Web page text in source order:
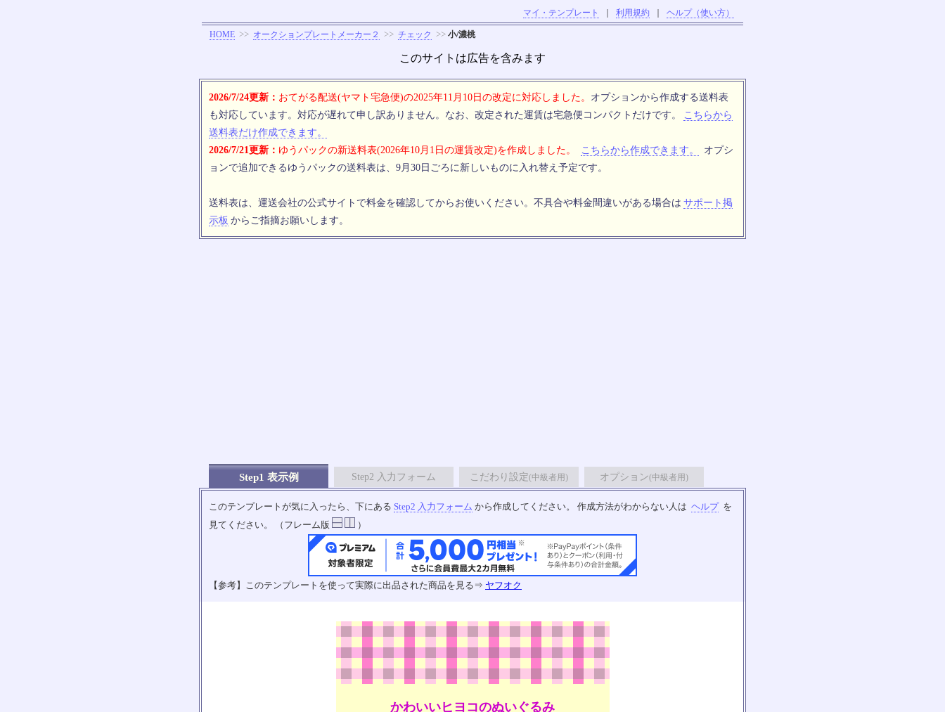
マイ・テンプレート 利用規約 ヘルプ（使い方）
HOME >> オークションプレートメーカー２ >> チェック >> 小/濃桃
このサイトは広告を含みます
2026/7/24更新： おてがる配送(ヤマト宅急便)の2025年11月10日の改定に対応しました。 オプションから作成する送料表
も対応しています。対応が遅れて申し訳ありません。なお、改定された運賃は宅急便コンパクトだけです。
こちらから
送料表だけ作成できます。
2026/7/21更新： ゆうパックの新送料表(2026年10月1日の運賃改定)を作成しました。 こちらから作成できます。
オプシ
ョンで追加できるゆうパックの送料表は、9月30日ごろに新しいものに入れ替え予定です。
送料表は、運送会社の公式サイトで料金を確認してからお使いください。不具合や料金間違いがある場合は サポート掲
示板 からご指摘お願いします。
Step1 表示例 Step2 入力フォーム こだわり設定(中級者用) オプション(中級者用)
このテンプレートが気に入ったら、下にある Step2 入力フォーム から作成してください。 作成方法がわからない人は ヘルプ を
見てください。 （フレーム版
）
【参考】このテンプレートを使って実際に出品された商品を見る⇒ ヤフオク
かわいいヒヨコのぬいぐるみ